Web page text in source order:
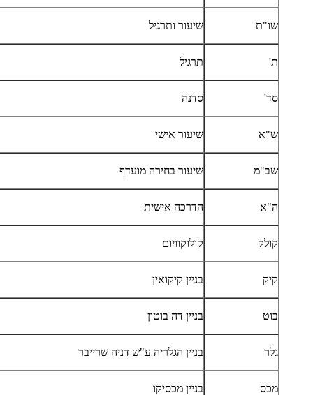
שו"ת שיעור ותרגיל
ת' תרגיל
סד' סדנה
ש"א שיעור אישי
שב"מ שיעור בחירה מועדף
ה"א הדרכה אישית
קולק קולוקוויום
קיק בניין קיקואין
בוט בניין דה בוטון
גלר בניין הגלריה ע"ש דניה שרייבר
מכס בניין מכסיקו